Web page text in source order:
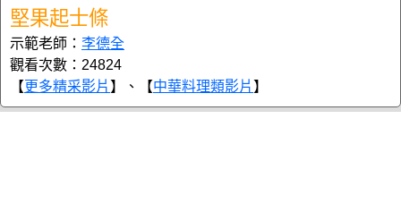
堅果起士條
示範老師： 李德全
觀看次數：24824
【更多精采影片 】、【中華料理類影片 】